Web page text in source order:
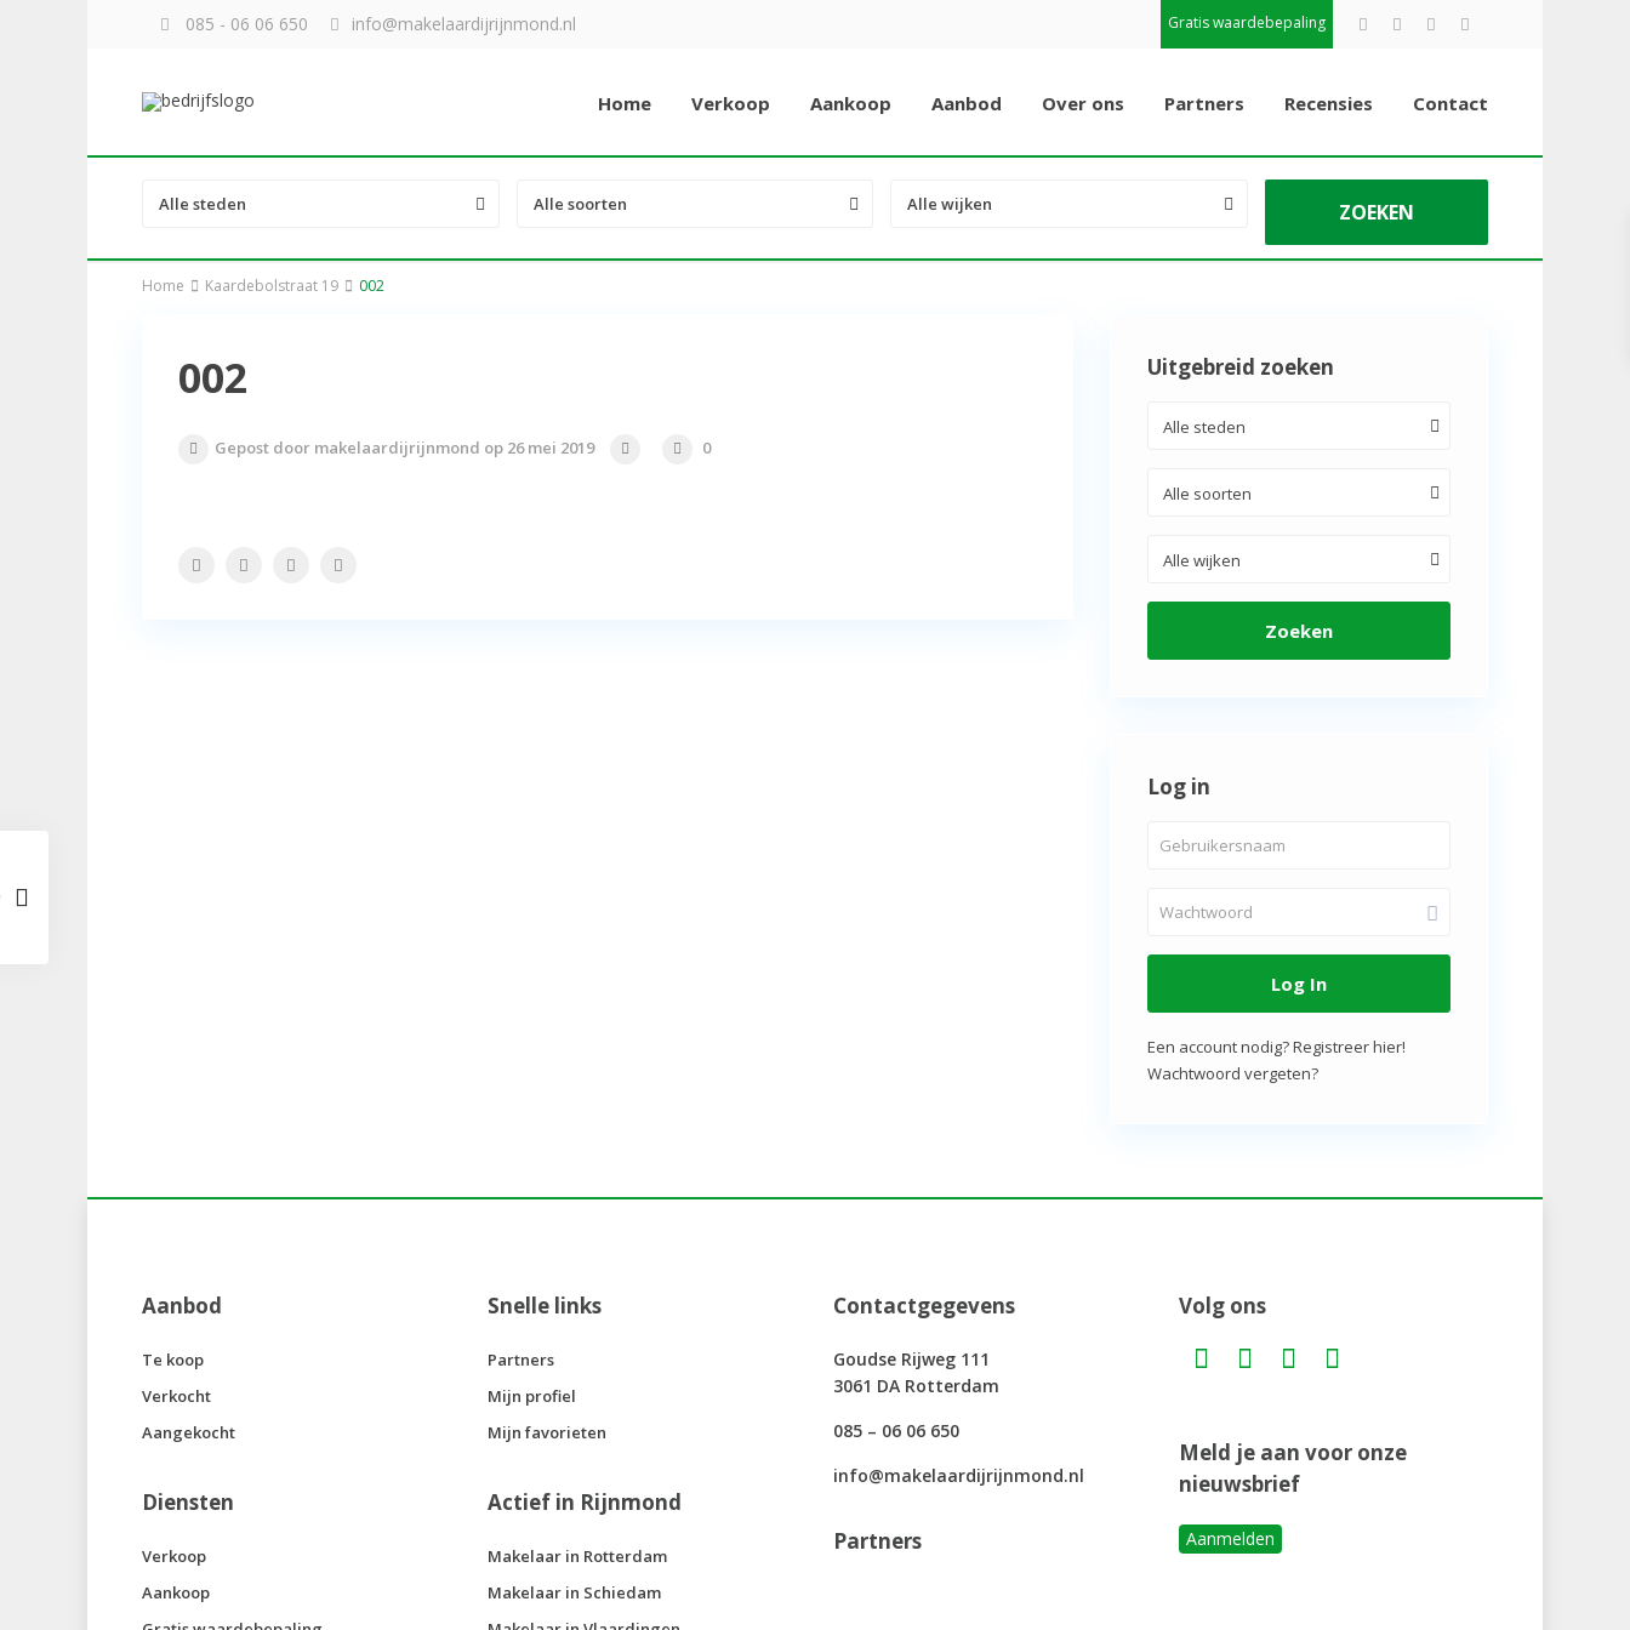
085 - 06 06 650 info@makelaardijrijnmond.nl Gratis waardebepaling
Home Verkoop Aankoop Aanbod Over ons Partners Recensies Contact
Alle steden Alle soorten Alle wijken
Home Kaardebolstraat 19 002
002
Gepost door makelaardijrijnmond op 26 mei 2019 0
Uitgebreid zoeken
Alle steden
Alle soorten
Alle wijken
Zoeken
Log in
Log In
Een account nodig? Registreer hier!
Wachtwoord vergeten?
Aanbod
Te koop
Verkocht
Aangekocht
Diensten
Verkoop
Aankoop
Snelle links
Partners
Mijn profiel
Mijn favorieten
Actief in Rijnmond
Makelaar in Rotterdam
Makelaar in Schiedam
Contactgegevens
Goudse Rijweg 111
3061 DA Rotterdam
085 – 06 06 650
info@makelaardijrijnmond.nl
Partners
Volg ons
Meld je aan voor onze
nieuwsbrief
Aanmelden